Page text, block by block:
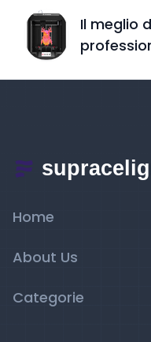
Il meglio
Home
About Us
Categorie